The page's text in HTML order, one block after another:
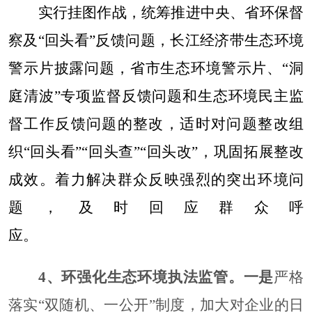
实行挂图作战，统筹推进中央、省环保督
察及 “回头看”反馈问题，长江经济带生态环境
警示片披露问题，省市生态环境警示片、 “洞
庭清波”专项监督反馈问题和生态环境民主监
督工作反馈问题的整改，适时对问题整改组
织“回头看”“回头查”“回头改” ，巩固拓展整改
成效。着力解决群众反映强烈的突出环境问
题，及时回应群 众呼
应。
4、环强化生态环境执法监管。 一是严格
落实“双随机、一公开”制度，加大对企业的日